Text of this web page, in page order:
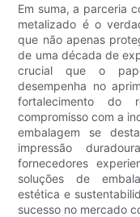
Em suma, a parceria
metalizado é o
que não apenas
de uma década de
crucial que o
desempenha no
fortalecimento do
compromisso com a
embalagem se
impressão
fornecedores
soluções de
estética e
sucesso no mercado